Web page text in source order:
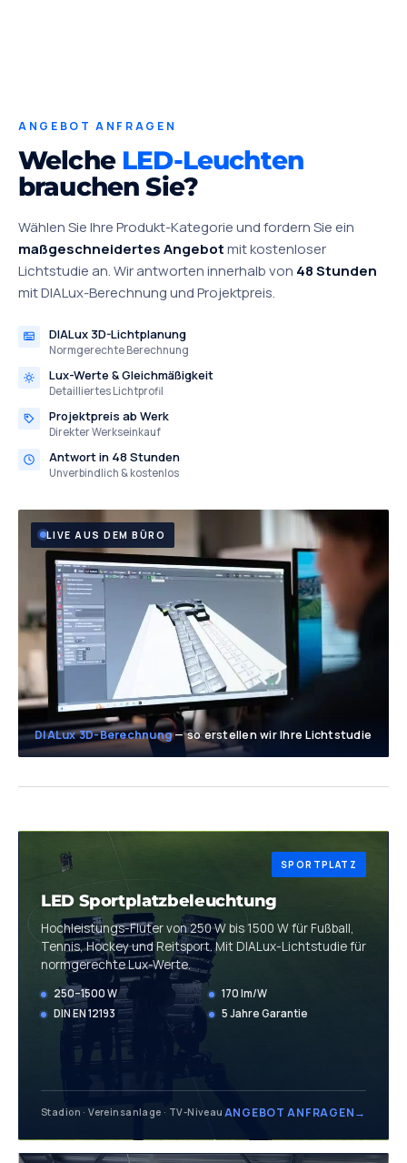
ANGEBOT ANFRAGEN
Welche LED-Leuchten
brauchen Sie?
Wählen Sie Ihre Produkt-Kategorie und fordern Sie ein
maßgeschneidertes Angebotmit kostenloser
Lichtstudie an. Wir antworten innerhalb von 48 Stunden
mit DIALux-Berechnung und Projektpreis.
DIALux 3D-Lichtplanung
Normgerechte Berechnung
Lux-Werte & Gleichmäßigkeit
Detailliertes Lichtprofil
Projektpreis ab Werk
Direkter Werkseinkauf
Antwort in 48 Stunden
Unverbindlich & kostenlos
LIVE AUS DEM BÜRO
DIALux 3D-Berechnung— so erstellen wir Ihre Lichtstudie
SPORTPLATZ
LED Sportplatz­beleuchtung
Hochleistungs-Fluter von 250 W bis 1500 W für Fußball,
Tennis, Hockey und Reitsport. Mit DIALux-Lichtstudie für
normgerechte Lux-Werte.
250–1500 W
170 lm/W
DIN EN 12193
5 Jahre Garantie
Stadion · Vereinsanlage · TV-Niveau ANGEBOT ANFRAGEN→